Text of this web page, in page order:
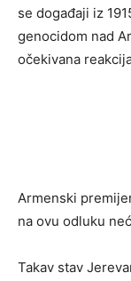
se događaji iz
genocidom nad
očekivana
Armenski
na ovu odluku
Takav stav